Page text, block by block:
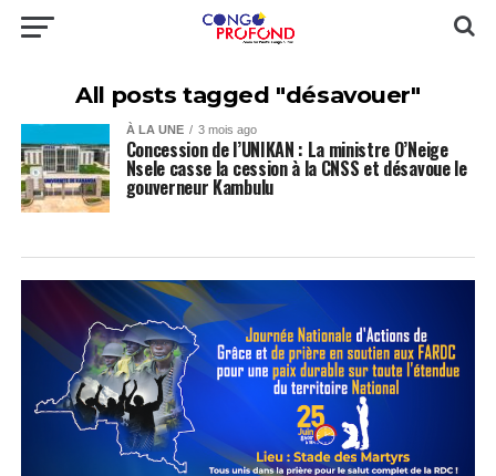
All posts tagged "désavouer"
À LA UNE 3 mois ago
Concession de l’UNIKAN : La ministre O’Neige
Nsele casse la cession à la CNSS et désavoue le
gouverneur Kambulu